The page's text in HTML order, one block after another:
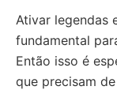
Ativar legendas
fundamental
Então isso é
que precisam